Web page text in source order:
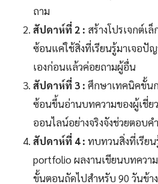
ถาม
สัปดาห์ที่ 2 : สร้างโปรเจกต์เ
ซ้อนแค่ใช้สิ่งที่เรียนรู้มาเจอปั
เองก่อนแล้วค่อยถามผู้อื่น
สัปดาห์ที่ 3 : ศึกษาเทคนิคขั้น
ซ้อนขึ้นอ่านบทความของผู้เชี่ย
ออนไลน์อย่างจริงจังช่วยตอบ
สัปดาห์ที่ 4 : ทบทวนสิ่งที่เรีย
portfolio ผลงานเขียนบทควา
ขั้นตอนถัดไปสำหรับ 90 วันข้า